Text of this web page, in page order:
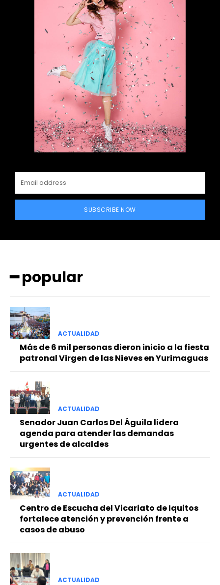
SUBSCRIBE NOW
━ popular
ACTUALIDAD
Más de 6 mil personas dieron inicio a la fiesta
patronal Virgen de las Nieves en Yurimaguas
ACTUALIDAD
Senador Juan Carlos Del Águila lidera
agenda para atender las demandas
urgentes de alcaldes
ACTUALIDAD
Centro de Escucha del Vicariato de Iquitos
fortalece atención y prevención frente a
casos de abuso
ACTUALIDAD